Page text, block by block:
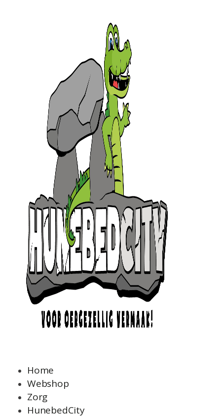
Home
Webshop
Zorg
HunebedCity